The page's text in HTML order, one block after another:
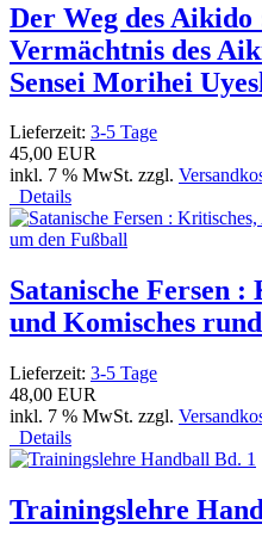
Der Weg des Aikido
Vermächtnis des
Sensei Morihei
Lieferzeit: 3-5 Tage
45,00 EUR
inkl. 7 % MwSt. zzgl.
Details
Satanische Fersen
und Komisches
Lieferzeit: 3-5 Tage
48,00 EUR
inkl. 7 % MwSt. zzgl.
Details
Trainingslehre